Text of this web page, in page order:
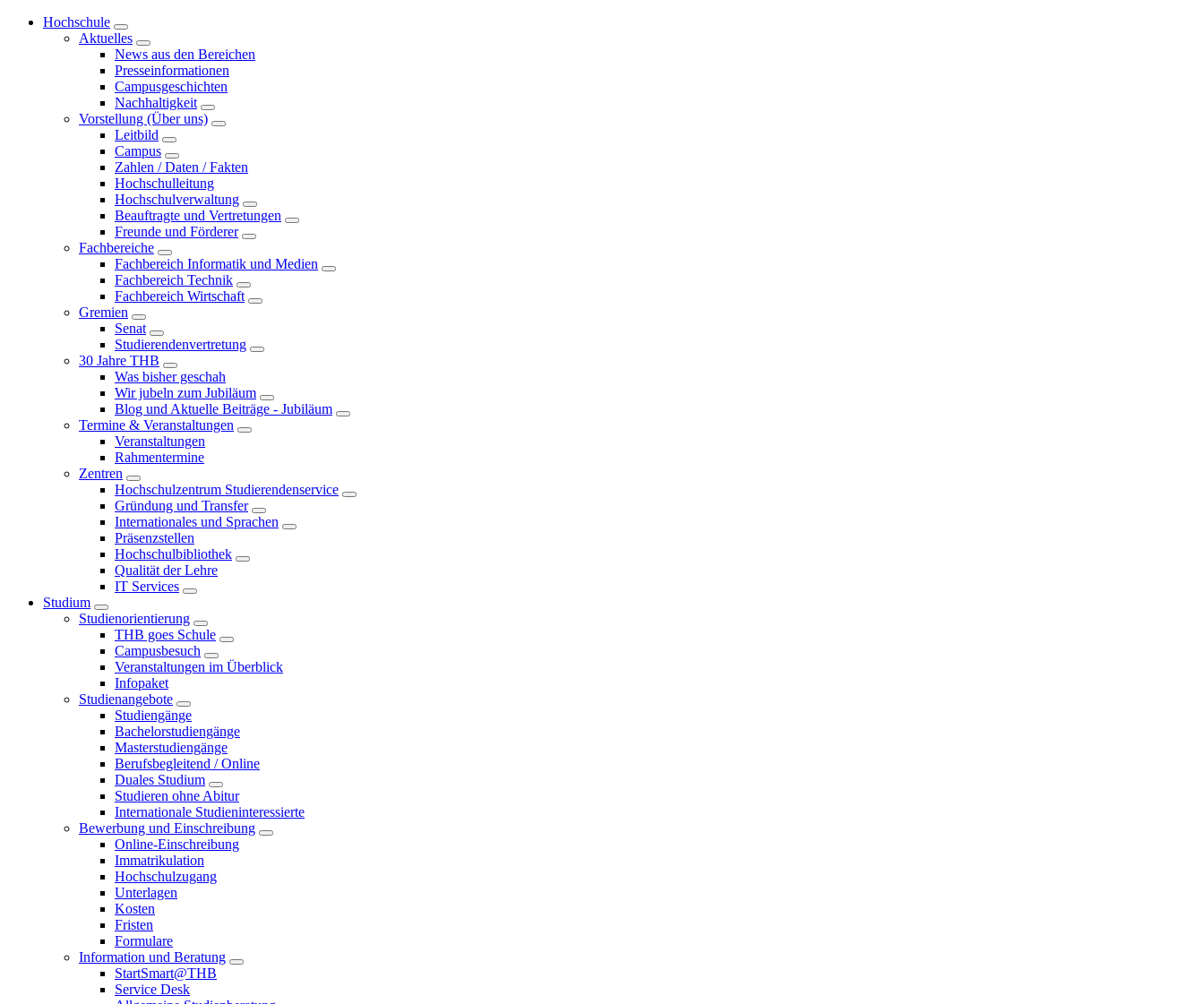
Hochschule
Aktuelles
News aus den Bereichen
Presseinformationen
Campusgeschichten
Nachhaltigkeit
Vorstellung (Über uns)
Leitbild
Campus
Zahlen / Daten / Fakten
Hochschulleitung
Hochschulverwaltung
Beauftragte und Vertretungen
Freunde und Förderer
Fachbereiche
Fachbereich Informatik und Medien
Fachbereich Technik
Fachbereich Wirtschaft
Gremien
Senat
Studierendenvertretung
30 Jahre THB
Was bisher geschah
Wir jubeln zum Jubiläum
Blog und Aktuelle Beiträge - Jubiläum
Termine & Veranstaltungen
Veranstaltungen
Rahmentermine
Zentren
Hochschulzentrum Studierendenservice
Gründung und Transfer
Internationales und Sprachen
Präsenzstellen
Hochschulbibliothek
Qualität der Lehre
IT Services
Studium
Studienorientierung
THB goes Schule
Campusbesuch
Veranstaltungen im Überblick
Infopaket
Studienangebote
Studiengänge
Bachelorstudiengänge
Masterstudiengänge
Berufsbegleitend / Online
Duales Studium
Studieren ohne Abitur
Internationale Studieninteressierte
Bewerbung und Einschreibung
Online-Einschreibung
Immatrikulation
Hochschulzugang
Unterlagen
Kosten
Fristen
Formulare
Information und Beratung
StartSmart@THB
Service Desk